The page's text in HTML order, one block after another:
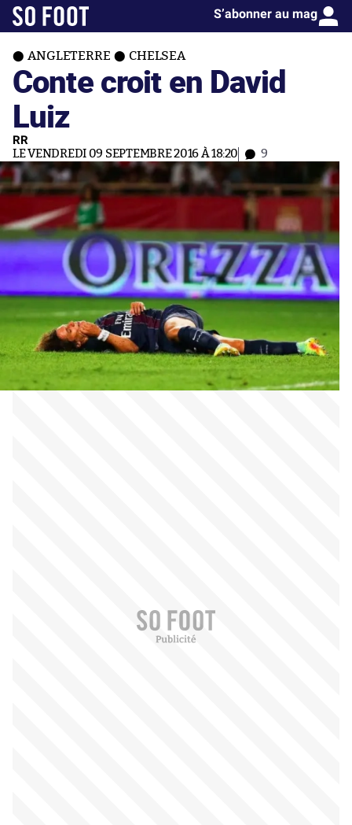
S’abonner au mag
ANGLETERRE CHELSEA
Conte croit en David
Luiz
RR
LE VENDREDI 09 SEPTEMBRE 2016 À 18:20 9